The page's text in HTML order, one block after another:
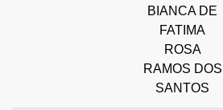
BIANCA DE
FATIMA
ROSA
RAMOS DOS
SANTOS